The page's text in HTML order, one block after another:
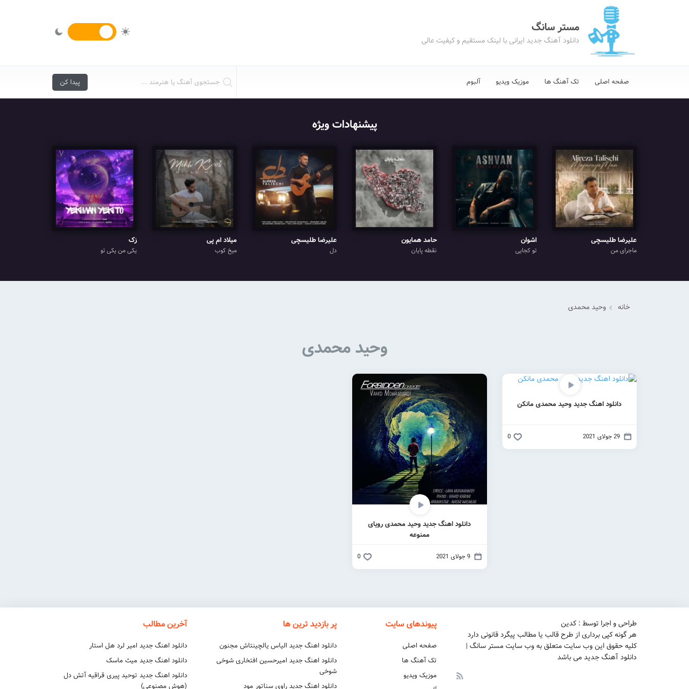
مستر سانگ
دانلود آهنگ جدید ایرانی با لینک مستقیم و کیفیت عالی
صفحه اصلی تک آهنگ ها موزیک ویدیو آلبوم
پیشنهادات ویژه
علیرضا طلیسچی
ماجرای من
اشوان
تو کجایی
حامد همایون
نقطه پایان
علیرضا طلیسچی
دل
میلاد ام پی
میخ کوب
زک
یکی من یکی تو
خانه وحید محمدی
وحید محمدی
دانلود اهنگ جدید وحید محمدی مانکن
29 جولای 2021 0
دانلود اهنگ جدید وحید محمدی رویای
ممنوعه
9 جولای 2021 0
طراحی و اجرا توسط : کدین
هر گونه کپی برداری از طرح قالب یا مطالب پیگرد قانونی دارد
کلیه حقوق این وب سایت متعلق به وب سایت مستر سانگ |
دانلود آهنگ جدید می باشد
پیوندهای سایت
صفحه اصلی
تک آهنگ ها
موزیک ویدیو
پر بازدید ترین ها
دانلود اهنگ جدید الیاس یالچینتاش مجنون
دانلود اهنگ جدید امیرحسین افتخاری شوخی
شوخی
دانلود اهنگ جدید راوی سناتور مود
آخرین مطالب
دانلود اهنگ جدید امیر لرد هل استار
دانلود اهنگ جدید میث ماسک
دانلود اهنگ جدید توحید پیری قراقیه آتش دل
(هوش مصنوعی)